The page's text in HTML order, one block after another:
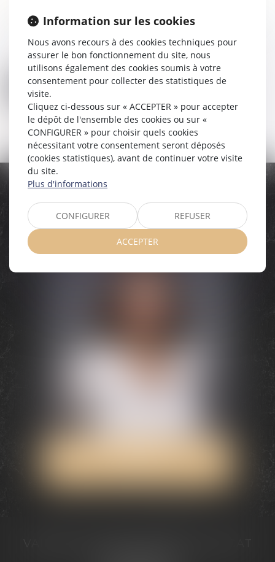
Me contacter
AVOCATE DÉDIÉE
Information sur les cookies
Nous avons recours à des cookies techniques pour
assurer le bon fonctionnement du site, nous
utilisons également des cookies soumis à votre
consentement pour collecter des statistiques de
visite.
Cliquez ci-dessous sur « ACCEPTER » pour accepter
le dépôt de l'ensemble des cookies ou sur «
CONFIGURER » pour choisir quels cookies
nécessitant votre consentement seront déposés
(cookies statistiques), avant de continuer votre visite
du site.
Plus d'informations
CONFIGURER REFUSER
ACCEPTER